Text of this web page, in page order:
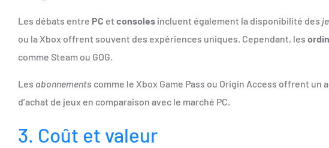
Les débats entre PC et consoles incluent également la disponibilité des
ou la Xbox offrent souvent des expériences uniques. Cependant, les
comme Steam ou GOG.
Les abonnements comme le Xbox Game Pass ou Origin Access offrent
d’achat de jeux en comparaison avec le marché PC.
3. Coût et valeur